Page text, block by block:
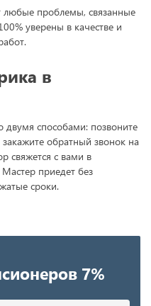
проблемы, связанные
уверены в качестве и
в
способами: позвоните
обратный звонок на
свяжется с вами в
приедет без
сроки.
7%